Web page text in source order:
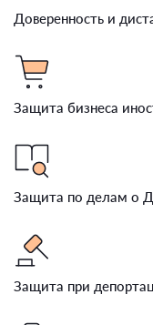
Доверенность и
Защита бизнеса
Защита по делам о
Защита при